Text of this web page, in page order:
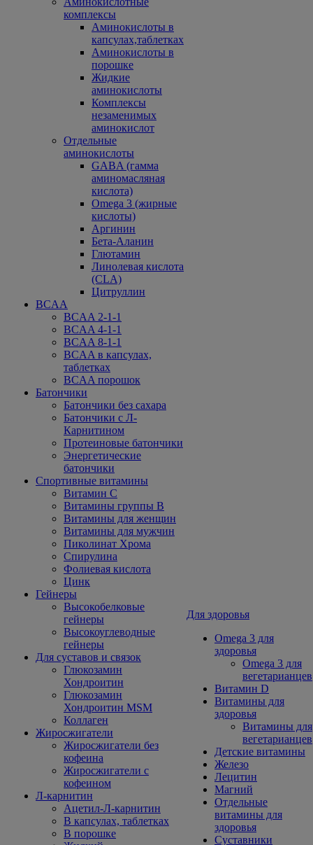
комплексы
Аминокислоты в
капсулах,таблетках
Аминокислоты в
порошке
Жидкие
аминокислоты
Комплексы
незаменимых
аминокислот
Отдельные
аминокислоты
GABA (гамма
аминомасляная
кислота)
Omega 3 (жирные
кислоты)
Аргинин
Бета-Аланин
Глютамин
Линолевая кислота
(CLA)
Цитруллин
BCAA
BCAA 2-1-1
BCAA 4-1-1
BCAA 8-1-1
BCAA в капсулах,
таблетках
BCAA порошок
Батончики
Батончики без сахара
Батончики с Л-
Карнитином
Протеиновые батончики
Энергетические
батончики
Спортивные витамины
Витамин С
Витамины группы В
Витамины для женщин
Витамины для мужчин
Пиколинат Хрома
Спирулина
Фолиевая кислота
Цинк
Гейнеры
Высокобелковые
гейнеры
Высокоуглеводные
гейнеры
Для суставов и связок
Глюкозамин
Хондроитин
Глюкозамин
Хондроитин MSM
Коллаген
Жиросжигатели
Жиросжигатели без
кофеина
Жиросжигатели с
кофеином
Л-карнитин
Ацетил-Л-карнитин
В капсулах, таблетках
В порошке
Для здоровья
Omega 3 для
здоровья
Omega 3 для
вегетарианцев
Витамин D
Витамины для
здоровья
Витамины для
вегетарианцев
Детские витамины
Железо
Лецитин
Магний
Отдельные
витамины для
здоровья
Суставники